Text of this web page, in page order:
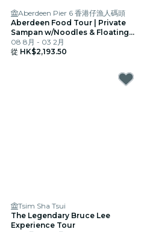
Aberdeen Pier 6 香港仔漁人碼頭
Aberdeen Food Tour | Private
Sampan w/Noodles & Floating
Kitchen
08 8月 - 03 2月
從 HK$2,193.50
Tsim Sha Tsui
The Legendary Bruce Lee
Experience Tour